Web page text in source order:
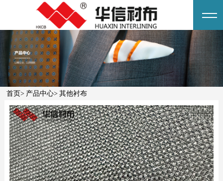
首页> 产品中心> 其他衬布